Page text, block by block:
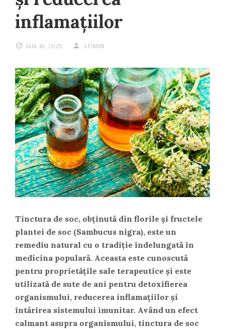
inflamațiilor
IAN. 16, 2025 ADMIN
Tinctura de soc, obținută din florile și fructele
plantei de soc (Sambucus nigra), este un
remediu natural cu o tradiție îndelungată în
medicina populară. Aceasta este cunoscută
pentru proprietățile sale terapeutice și este
utilizată de sute de ani pentru detoxifierea
organismului, reducerea inflamațiilor și
întărirea sistemului imunitar. Având un efect
calmant asupra organismului, tinctura de soc